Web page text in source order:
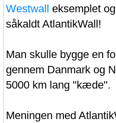
Westwall eksemplet
såkaldt AtlantikWall!
Man skulle bygge en
gennem Danmark og
5000 km lang "kæde".
Meningen med